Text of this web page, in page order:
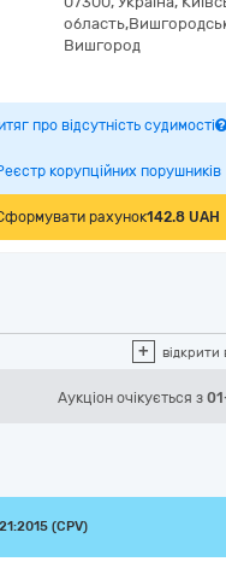
область,
Вишгород
про відсутність судимості
корупційних порушників
рахунок142.8 UAH
+ відкрити
Аукціон очікується з
(CPV)